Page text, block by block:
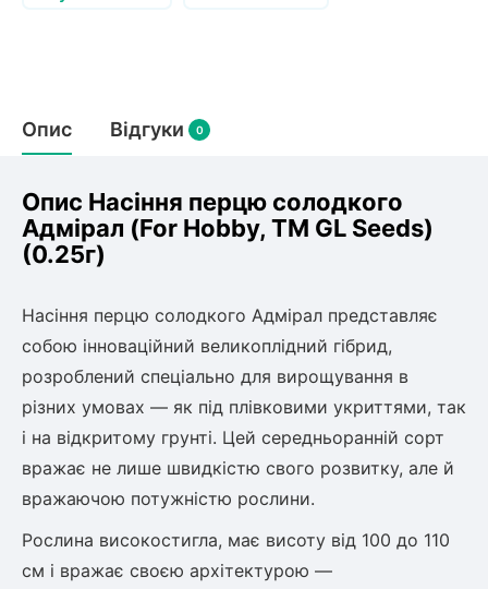
Мирт
Мушмула
Інжирний персик
Нектарин
Айва
Шовковиця
Абрикос
Смородина
Актинідія
Пієріс Японський
Бересклет
Вейгела
Барбарис
Спірея
Азалія
Дерен
Штамбові троянди
Бузок
Жасмин (Чубушник)
Будлея
Лавровишня
Бобовник (Жерновець)
Калина
Рубальні машини
Картоплесаджалки
Картоплекопалки
Сажалки для чеснока
Опис Відгуки 0
Опис Насіння перцю солодкого
Адмiрал (For Hobby, TM GL Seeds)
(0.25г)
Насіння перцю солодкого Адмірал представляє
собою інноваційний великоплідний гібрид,
розроблений спеціально для вирощування в
різних умовах — як під плівковими укриттями, так
і на відкритому грунті. Цей середньоранній сорт
вражає не лише швидкістю свого розвитку, але й
вражаючою потужністю рослини.
Рослина високостигла, має висоту від 100 до 110
см і вражає своєю архітектурою —